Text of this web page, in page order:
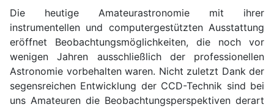
Die heutige Amateurastronomie mit ihrer
instrumentellen und computergestützten Ausstattung
eröffnet Beobachtungsmöglichkeiten, die noch vor
wenigen Jahren ausschließlich der professionellen
Astronomie vorbehalten waren. Nicht zuletzt Dank der
segensreichen Entwicklung der CCD-Technik sind bei
uns Amateuren die Beobachtungsperspektiven derart